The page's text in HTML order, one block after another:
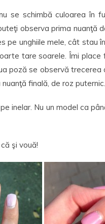
se schimbă culoarea în
observa prima nuanţă
pe unghiile mele, cât stau
tare soarele. Îmi place
poză se observă trecerea
finală, de roz puternic.
inelar. Nu un model ca
şi vouă!